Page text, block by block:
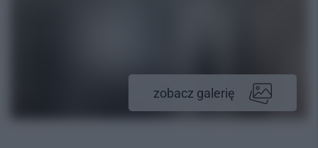
zobacz galerię